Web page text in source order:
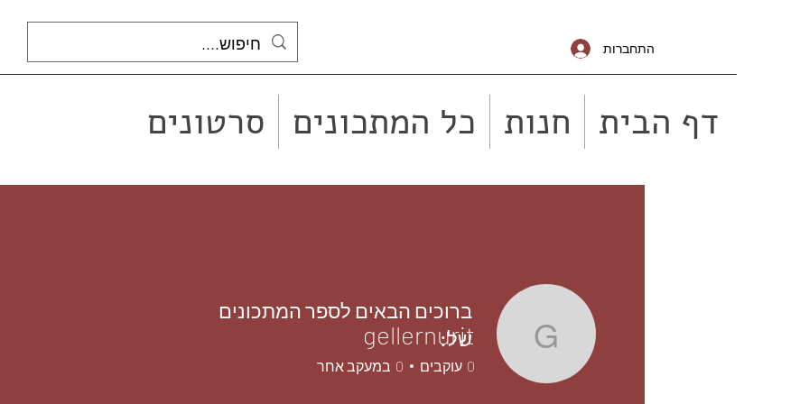
התחברות
דף הבית חנות כל המתכונים סרטונים
gellernurit
gellernurit
0 עוקבים 0 במעקב אחר
ברוכים הבאים לספר המתכונים
של: